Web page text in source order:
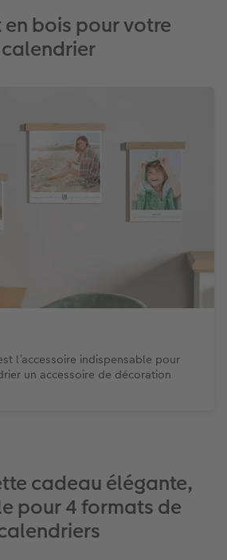
bois pour votre
calendrier
l’accessoire indispensable pour
un accessoire de décoration
cadeau élégante,
pour 4 formats de